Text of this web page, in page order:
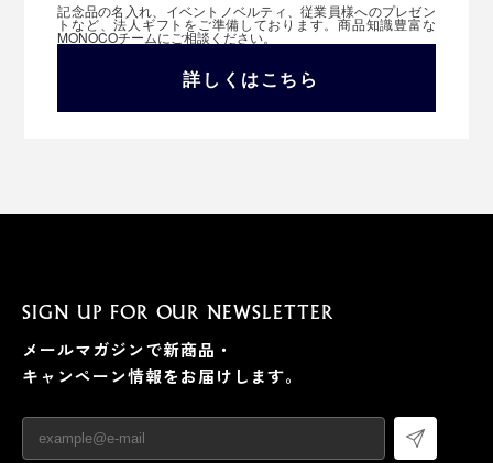
記念品の名入れ、イベントノベルティ、従業員様へのプレゼン
トなど、法人ギフトをご準備しております。商品知識豊富な
MONOCOチームにご相談ください。
詳しくはこちら
SIGN UP FOR OUR NEWSLETTER
メールマガジンで新商品・
キャンペーン情報をお届けします。